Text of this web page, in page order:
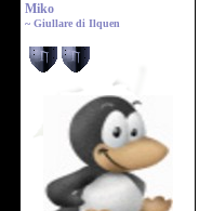
Miko
~ Giullare di Ilquen